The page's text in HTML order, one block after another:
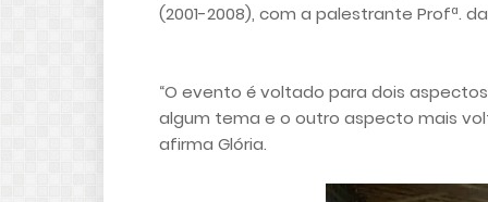
(2001-2008), com a palestrante Profª. da
“O evento é voltado para dois
algum tema e o outro aspecto mais
afirma Glória.